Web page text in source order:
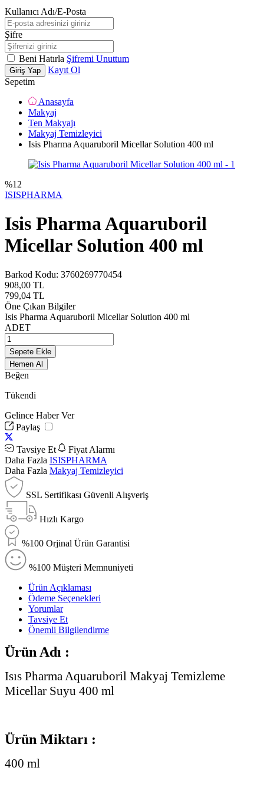
Kullanıcı Adı/E-Posta
Şifre
Beni Hatırla Şifremi Unuttum
Giriş Yap
Kayıt Ol
Sepetim
Anasayfa
Makyaj
Ten Makyajı
Makyaj Temizleyici
Isis Pharma Aquaruboril Micellar Solution 400 ml
%12
ISISPHARMA
Isis Pharma Aquaruboril
Micellar Solution 400 ml
Barkod Kodu: 3760269770454
908,00 TL
799,04 TL
Öne Çıkan Bilgiler
Isis Pharma Aquaruboril Micellar Solution 400 ml
ADET
Sepete Ekle
Hemen Al
Beğen
Tükendi
Gelince Haber Ver
Paylaş
Tavsiye Et
Fiyat Alarmı
Daha Fazla ISISPHARMA
Daha Fazla Makyaj Temizleyici
SSL Sertifikası Güvenli Alışveriş
Hızlı Kargo
%100 Orjinal Ürün Garantisi
%100 Müşteri Memnuniyeti
Ürün Açıklaması
Ödeme Seçenekleri
Yorumlar
Tavsiye Et
Önemli Bilgilendirme
Ürün Adı :
Isıs Pharma Aquaruboril Makyaj Temizleme
Micellar Suyu 400 ml
Ürün Miktarı :
400 ml